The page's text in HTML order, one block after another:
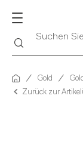
Suchen
Gold
Zurück zur